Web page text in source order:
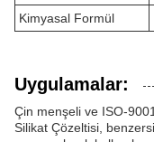
Kimyasal Formül
Uygulamalar:
Çin menşeli ve ISO-
Silikat Çözeltisi,